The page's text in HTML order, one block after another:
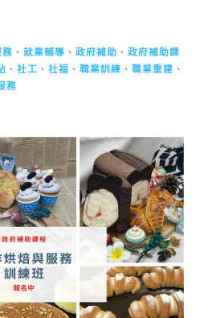
、 就業輔導 、 政府補助 、 政府補助課
、 社工 、 社福 、 職業訓練 、 職業重建 、
務